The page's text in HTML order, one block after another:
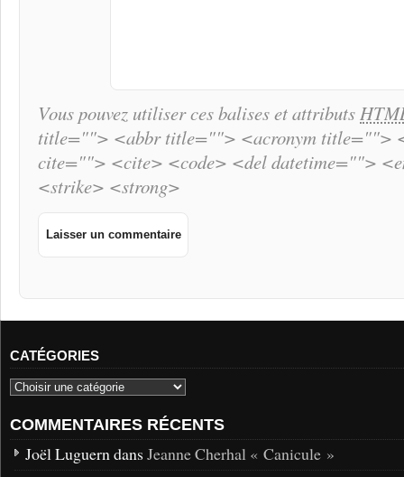
Vous pouvez utiliser ces balises et attributs
title=""> <abbr title=""> <acronym title="">
cite=""> <cite> <code> <del datetime="">
<strike> <strong>
CATÉGORIES
COMMENTAIRES RÉCENTS
Joël Luguern dans Jeanne Cherhal « Canicule »